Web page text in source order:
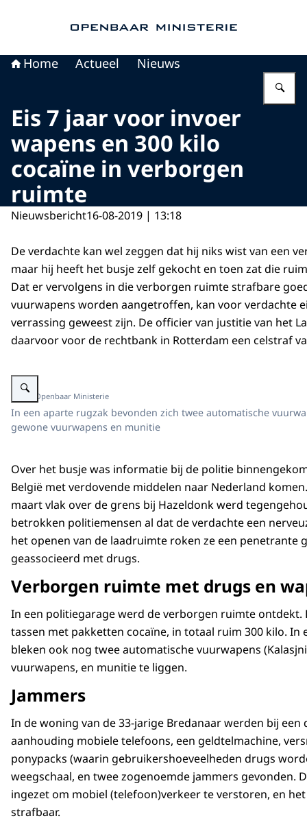
Home Actueel Nieuws
Eis 7 jaar voor invoer
wapens en 300 kilo
cocaïne in verborgen
ruimte
Nieuwsbericht16-08-2019 | 13:18
De verdachte kan wel zeggen dat hij niks wist van een
maar hij heeft het busje zelf gekocht en toen zat die
Dat er vervolgens in die verborgen ruimte strafbare
vuurwapens worden aangetroffen, kan voor verdachte
verrassing geweest zijn. De officier van justitie van het
daarvoor voor de rechtbank in Rotterdam een celstraf
Vergroot afbeelding alt=""
Beeld: Openbaar Ministerie
In een aparte rugzak bevonden zich twee automatische
gewone vuurwapens en munitie
Over het busje was informatie bij de politie
België met verdovende middelen naar Nederland
maart vlak over de grens bij Hazeldonk werd
betrokken politiemensen al dat de verdachte een
het openen van de laadruimte roken ze een penetrante
geassocieerd met drugs.
Verborgen ruimte met drugs en
In een politiegarage werd de verborgen ruimte ontdekt.
tassen met pakketten cocaïne, in totaal ruim 300 kilo. In
bleken ook nog twee automatische vuurwapens
vuurwapens, en munitie te liggen.
Jammers
In de woning van de 33-jarige Bredanaar werden bij
aanhouding mobiele telefoons, een geldtelmachine,
ponypacks (waarin gebruikershoeveelheden drugs
weegschaal, en twee zogenoemde jammers gevonden.
ingezet om mobiel (telefoon)verkeer te verstoren, en
strafbaar.